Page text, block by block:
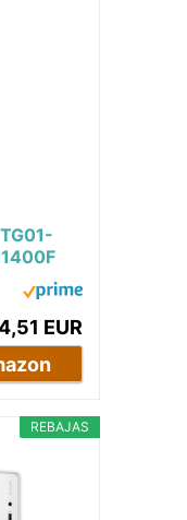
EUR
REBAJAS